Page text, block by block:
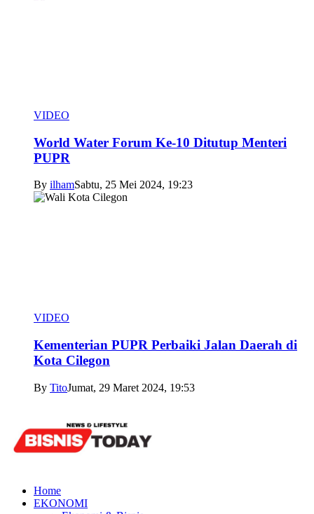
VIDEO
World Water Forum Ke-10 Ditutup Menteri
PUPR
By ilhamSabtu, 25 Mei 2024, 19:23
VIDEO
Kementerian PUPR Perbaiki Jalan Daerah di
Kota Cilegon
By TitoJumat, 29 Maret 2024, 19:53
Home
EKONOMI